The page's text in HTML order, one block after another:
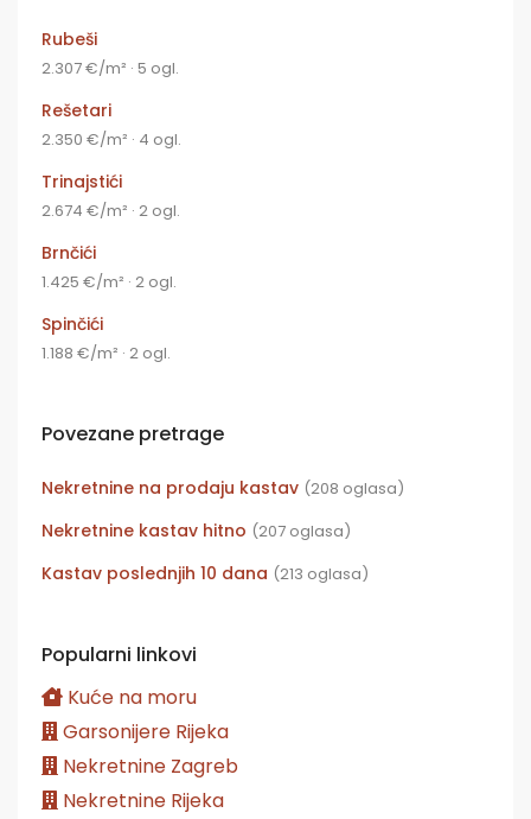
Rubeši
2.307 €/m² · 5 ogl.
Rešetari
2.350 €/m² · 4 ogl.
Trinajstići
2.674 €/m² · 2 ogl.
Brnčići
1.425 €/m² · 2 ogl.
Spinčići
1.188 €/m² · 2 ogl.
Povezane pretrage
Nekretnine na prodaju kastav (208 oglasa)
Nekretnine kastav hitno (207 oglasa)
Kastav poslednjih 10 dana (213 oglasa)
Popularni linkovi
Kuće na moru
Garsonijere Rijeka
Nekretnine Zagreb
Nekretnine Rijeka